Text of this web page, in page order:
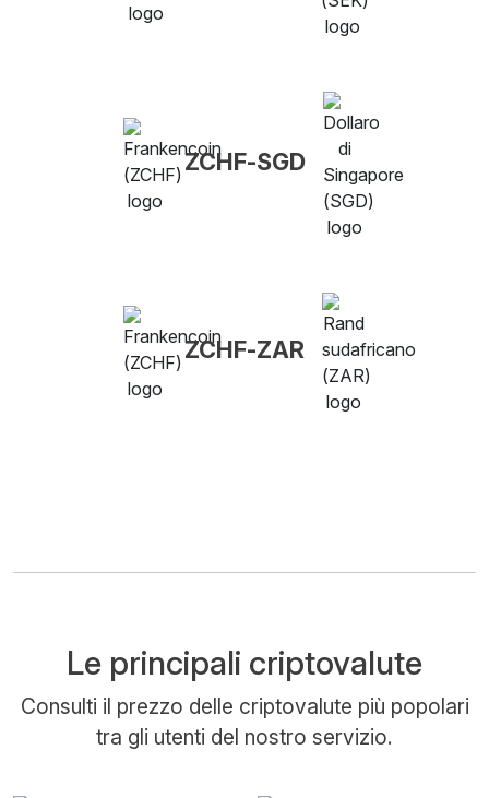
ZCHF-SGD
ZCHF-ZAR
Le principali criptovalute
Consulti il prezzo delle criptovalute più popolari
tra gli utenti del nostro servizio.